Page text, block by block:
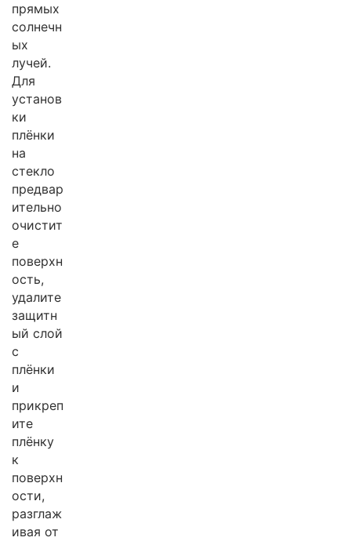
прямых
солнечн
ых
лучей.
Для
установ
ки
плёнки
на
стекло
предвар
ительно
очистит
е
поверхн
ость,
удалите
защитн
ый слой
с
плёнки
и
прикреп
ите
плёнку
к
поверхн
ости,
разглаж
ивая от